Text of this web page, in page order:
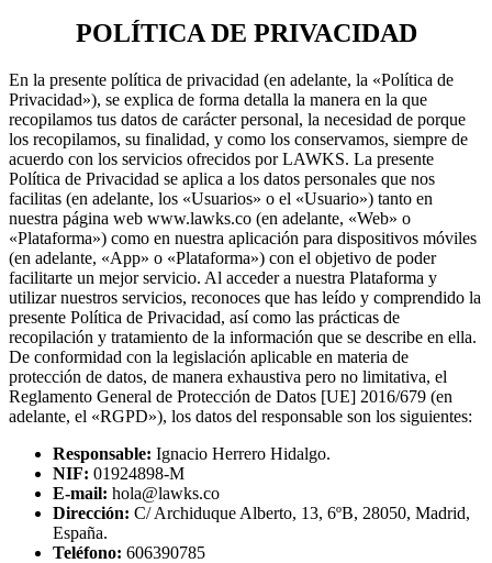
POLÍTICA DE PRIVACIDAD
En la presente política de privacidad (en adelante, la «Política de
Privacidad»), se explica de forma detalla la manera en la que
recopilamos tus datos de carácter personal, la necesidad de porque
los recopilamos, su finalidad, y como los conservamos, siempre de
acuerdo con los servicios ofrecidos por LAWKS. La presente
Política de Privacidad se aplica a los datos personales que nos
facilitas (en adelante, los «Usuarios» o el «Usuario») tanto en
nuestra página web www.lawks.co (en adelante, «Web» o
«Plataforma») como en nuestra aplicación para dispositivos móviles
(en adelante, «App» o «Plataforma») con el objetivo de poder
facilitarte un mejor servicio. Al acceder a nuestra Plataforma y
utilizar nuestros servicios, reconoces que has leído y comprendido la
presente Política de Privacidad, así como las prácticas de
recopilación y tratamiento de la información que se describe en ella.
De conformidad con la legislación aplicable en materia de
protección de datos, de manera exhaustiva pero no limitativa, el
Reglamento General de Protección de Datos [UE] 2016/679 (en
adelante, el «RGPD»), los datos del responsable son los siguientes:
Responsable: Ignacio Herrero Hidalgo.
NIF: 01924898-M
E-mail: hola@lawks.co
Dirección: C/ Archiduque Alberto, 13, 6ºB, 28050, Madrid,
España.
Teléfono: 606390785